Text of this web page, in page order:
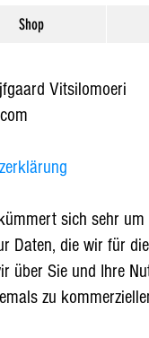
Shop
Vitsilomoeri
sich sehr um
Daten, die wir für
über Sie und Ihre
zu